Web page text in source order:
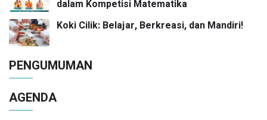
dalam Kompetisi Matematika
Koki Cilik: Belajar, Berkreasi, dan Mandiri!
PENGUMUMAN
AGENDA